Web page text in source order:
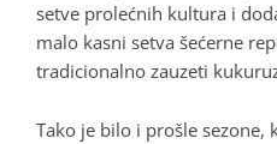
setve prolećnih kultura i
malo kasni setva šećerne
tradicionalno zauzeti
Tako je bilo i prošle sezone,